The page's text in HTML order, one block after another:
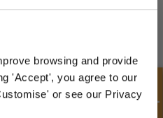
browsing and provide
'Accept', you agree to our
or see our Privacy
10% OFF
ORDER
offers and exclusive